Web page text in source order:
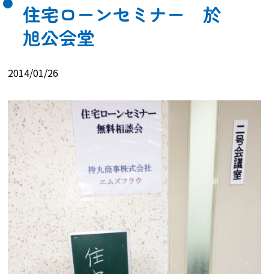
住宅ローンセミナー 於
旭公会堂
2014/01/26